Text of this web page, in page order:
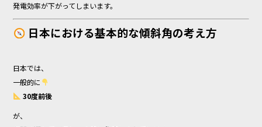
発電効率が下がってしまいます。
日本における基本的な傾斜角の考え方
日本では、
一般的に
30度前後
が、